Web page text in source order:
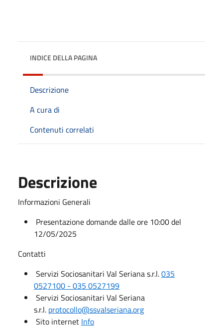
INDICE DELLA PAGINA
Descrizione
A cura di
Contenuti correlati
Descrizione
Informazioni Generali
Presentazione domande dalle ore 10:00 del
12/05/2025
Contatti
Servizi Sociosanitari Val Seriana s.r.l.035
0527100 - 035 0527199
Servizi Sociosanitari Val Seriana
s.r.l. protocollo@ssvalseriana.org
Sito internet Info